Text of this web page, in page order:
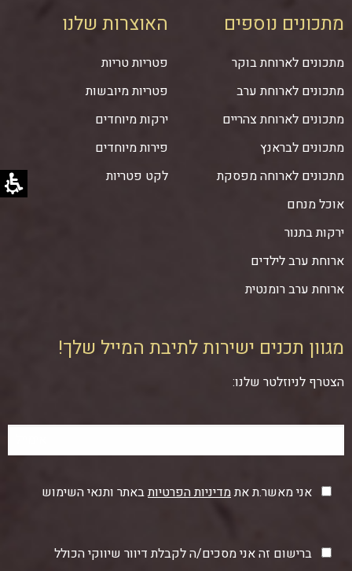
מתכונים נוספים
מתכונים לארוחת בוקר
מתכונים לארוחת ערב
מתכונים לארוחת צהריים
מתכונים לבראנץ
מתכונים לארוחה מפסקת
אוכל מנחם
ירקות בתנור
ארוחת ערב לילדים
ארוחת ערב רומנטית
האוצרות שלנו
פטריות טריות
פטריות מיובשות
ירקות מיוחדים
פירות מיוחדים
לקט פטריות
מגוון תכנים ישירות לתיבת המייל שלך!
הצטרף לניוזלטר שלנו:
אני מאשר.ת אתמדיניות הפרטיותבאתר ותנאי השימוש
ברישום זה אני מסכים/ה לקבלת דיוור שיווקי הכולל